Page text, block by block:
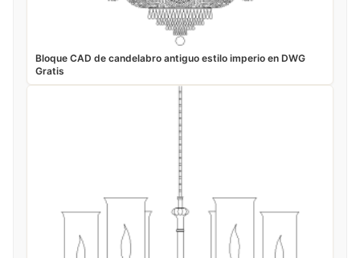
Bloque CAD de candelabro antiguo estilo imperio en DWG
Gratis